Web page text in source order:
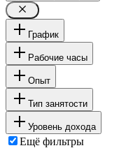
График
Рабочие часы
Опыт
Тип занятости
Уровень дохода
Ещё фильтры